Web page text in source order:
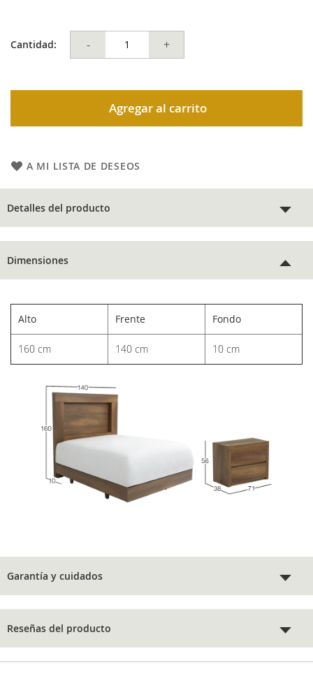
Cantidad: - +
Agregar al carrito
A MI LISTA DE DESEOS
Detalles del producto
Dimensiones
Alto Frente Fondo
160 cm 140 cm 10 cm
Garantía y cuidados
Reseñas del producto